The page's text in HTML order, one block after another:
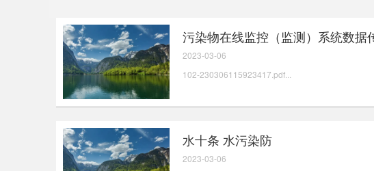
污染物在线监控（监测）系统数据
102-230306115923417.pdf...
2023-03-06
水十条 水污染防
2023-03-06